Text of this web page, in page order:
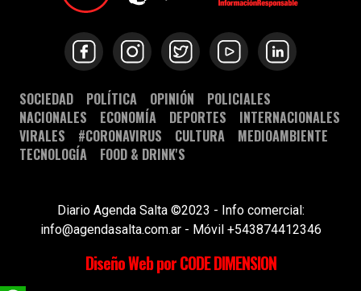
SOCIEDAD POLÍTICA OPINIÓN
POLICIALES
NACIONALES
ECONOMÍA DEPORTES
INTERNACIONALES
VIRALES
#CORONAVIRUS CULTURA
MEDIOAMBIENTE
TECNOLOGÍA
FOOD & DRINK'S
Diario Agenda Salta ©2023 - Info comercial:
info@agendasalta.com.ar - Móvil +543874412346
Diseño Web por CODE DIMENSION